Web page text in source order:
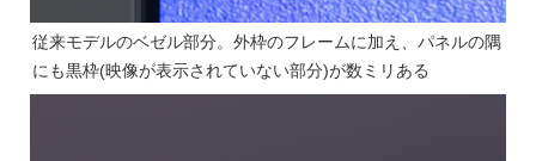
従来モデルのベゼル部分。外枠のフレームに加え、パネルの隅
にも黒枠(映像が表示されていない部分)が数ミリある